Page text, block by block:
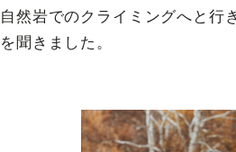
自然岩でのクライミングへと行
を聞きました。